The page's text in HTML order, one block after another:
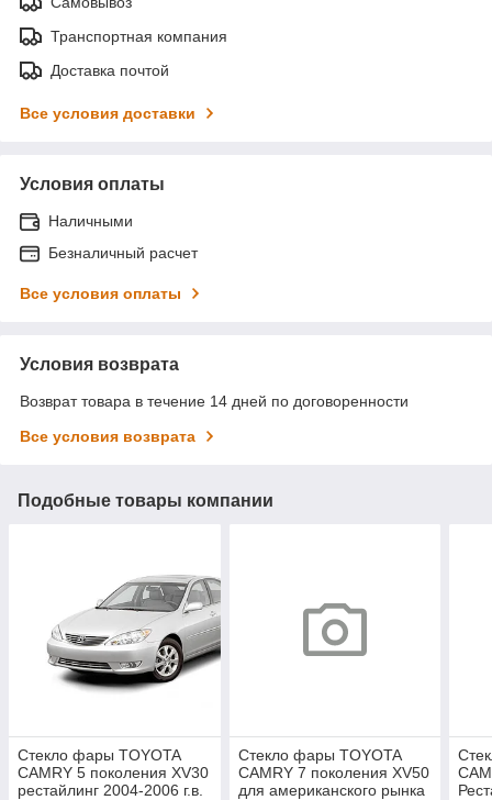
Транспортная компания
Доставка почтой
Все условия доставки
Условия оплаты
Наличными
Безналичный расчет
Все условия оплаты
Условия возврата
Возврат товара в течение 14 дней по договоренности
Все условия возврата
Подобные товары компании
Стекло фары TOYOTA
CAMRY 5 поколения XV30
рестайлинг 2004-2006 г.в.
Стекло фары TOYOTA
CAMRY 7 поколения XV50
для американского рынка